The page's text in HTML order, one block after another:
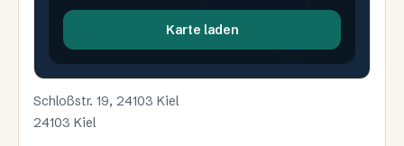
Karte laden
Schloßstr. 19, 24103 Kiel
24103 Kiel